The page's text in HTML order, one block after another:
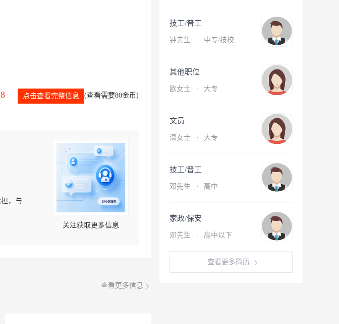
点击查看完整信息 (查看需要80金币)
，与
关注获取更多信息
查看更多信息
技工/普工
钟先生 · 中专/技校
其他职位
欧女士 · 大专
文员
温女士 · 大专
技工/普工
邓先生 · 高中
家政/保安
邓先生 · 高中以下
查看更多简历